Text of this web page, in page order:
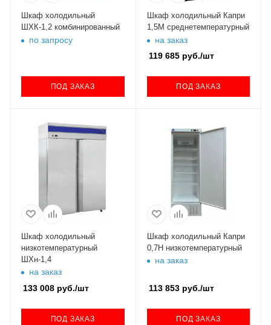
Шкаф холодильный
ШХК-1,2 комбинированный
по запросу
ПОД ЗАКАЗ
Шкаф холодильный Капри
1,5М среднетемпературный
на заказ
119 685руб./шт
ПОД ЗАКАЗ
Шкаф холодильный
низкотемпературный
ШХн-1,4
на заказ
133 008 руб./шт
ПОД ЗАКАЗ
Шкаф холодильный Капри
0,7Н низкотемпературный
на заказ
113 853руб./шт
ПОД ЗАКАЗ